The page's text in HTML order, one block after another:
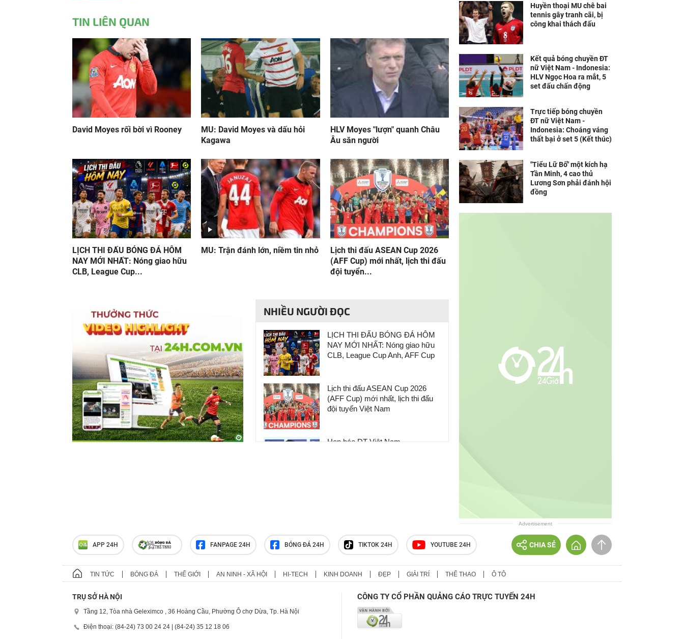
TIN LIÊN QUAN
David Moyes rối bời vì Rooney
MU: David Moyes và dấu hỏi
Kagawa
HLV Moyes "lượn" quanh Châu
Âu săn người
LỊCH THI ĐẤU BÓNG ĐÁ HÔM
NAY MỚI NHẤT: Nóng giao hữu
CLB, League Cup...
MU: Trận đánh lớn, niềm tin nhỏ
Lịch thi đấu ASEAN Cup 2026
(AFF Cup) mới nhất, lịch thi đấu
đội tuyển...
NHIỀU NGƯỜI ĐỌC
LỊCH THI ĐẤU BÓNG ĐÁ HÔM
NAY MỚI NHẤT: Nóng giao hữu
CLB, League Cup Anh, AFF Cup
Lịch thi đấu ASEAN Cup 2026
(AFF Cup) mới nhất, lịch thi đấu
đội tuyển Việt Nam
Họp báo ĐT Việt Nam -
Huyền thoại MU chê bai
tennis gây tranh cãi, bị
công khai thách đấu
Kết quả bóng chuyền ĐT
nữ Việt Nam - Indonesia:
HLV Ngọc Hoa ra mắt, 5
set đấu chấn động
Trực tiếp bóng chuyền
ĐT nữ Việt Nam -
Indonesia: Choáng váng
thất bại ở set 5 (Kết thúc)
"Tiểu Lữ Bố" một kích hạ
Tần Minh, 4 cao thủ
Lương Sơn phải đánh hội
đồng
Advertisement
APP 24H FANPAGE 24H BÓNG ĐÁ 24H TIKTOK 24H YOUTUBE 24H CHIA SẺ
TIN TỨC BÓNG ĐÁ THẾ GIỚI AN NINH - XÃ HỘI HI-TECH KINH DOANH ĐẸP GIẢI TRÍ THỂ THAO Ô TÔ
TRỤ SỞ HÀ NỘI
Tầng 12, Tòa nhà Geleximco , 36 Hoàng Cầu, Phường Ô chợ Dừa, Tp. Hà Nội
Điện thoại: (84-24) 73 00 24 24 | (84-24) 35 12 18 06
CÔNG TY CỔ PHẦN QUẢNG CÁO TRỰC TUYẾN 24H